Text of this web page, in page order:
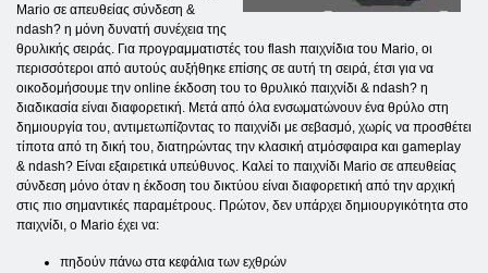
Mario σε απευθείας σύνδεση &
ndash? η μόνη δυνατή συνέχεια της
θρυλικής σειράς. Για προγραμματιστές του flash παιχνίδια του Mario, οι
περισσότεροι από αυτούς αυξήθηκε επίσης σε αυτή τη σειρά, έτσι για να
οικοδομήσουμε την online έκδοση του το θρυλικό παιχνίδι & ndash? η
διαδικασία είναι διαφορετική. Μετά από όλα ενσωματώνουν ένα θρύλο στη
δημιουργία του, αντιμετωπίζοντας το παιχνίδι με σεβασμό, χωρίς να προσθέτει
τίποτα από τη δική του, διατηρώντας την κλασική ατμόσφαιρα και gameplay
& ndash? Είναι εξαιρετικά υπεύθυνος. Καλεί το παιχνίδι Mario σε απευθείας
σύνδεση μόνο όταν η έκδοση του δικτύου είναι διαφορετική από την αρχική
στις πιο σημαντικές παραμέτρους. Πρώτον, δεν υπάρχει δημιουργικότητα στο
παιχνίδι, ο Mario έχει να:
πηδούν πάνω στα κεφάλια των εχθρών